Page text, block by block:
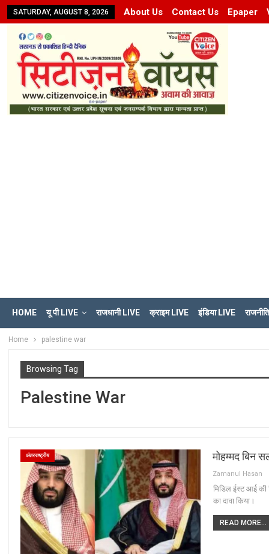
SATURDAY, AUGUST 8, 2026 About Us Contact Us Epaper
HOME यू पी LIVE राजधानी LIVE क्राइम LIVE इंडिया LIVE राजनीति
Home palestine war
Browsing Tag
Palestine War
अंतरराष्ट्रीय मोहम्मद बिन
Zamanul Hasan
मिडिल ईस्ट आई की
का दावा किया।
READ MORE...